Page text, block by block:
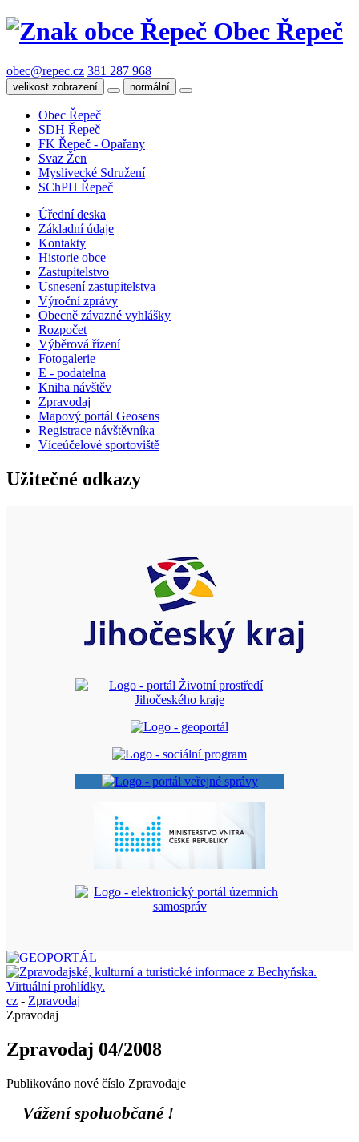
Obec Řepeč
obec@repec.cz 381 287 968
velikost zobrazení normální
Obec Řepeč
SDH Řepeč
FK Řepeč - Opařany
Svaz Žen
Myslivecké Sdružení
SChPH Řepeč
Úřední deska
Základní údaje
Kontakty
Historie obce
Zastupitelstvo
Usnesení zastupitelstva
Výroční zprávy
Obecně závazné vyhlášky
Rozpočet
Výběrová řízení
Fotogalerie
E - podatelna
Kniha návštěv
Zpravodaj
Mapový portál Geosens
Registrace návštěvníka
Víceúčelové sportoviště
Užitečné odkazy
cz - Zpravodaj
Zpravodaj
Zpravodaj 04/2008
Publikováno nové číslo Zpravodaje
Vážení spoluobčané !